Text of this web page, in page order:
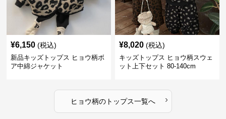
¥6,150 (税込)
新品キッズトップス ヒョウ柄ボ
ア中綿ジャケット
¥8,020 (税込)
キッズトップス ヒョウ柄スウェ
ット上下セット 80-140cm
ヒョウ柄のトップス一覧へ ›